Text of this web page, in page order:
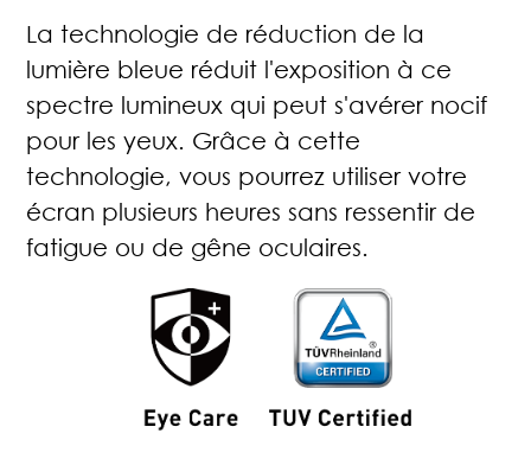
La technologie de réduction de la
lumière bleue réduit l'exposition à ce
spectre lumineux qui peut s'avérer nocif
pour les yeux. Grâce à cette
technologie, vous pourrez utiliser votre
écran plusieurs heures sans ressentir de
fatigue ou de gêne oculaires.